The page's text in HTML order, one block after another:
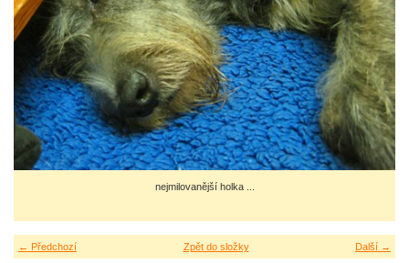
nejmilovanější holka ...
← Předchozí Další →
Zpět do složky